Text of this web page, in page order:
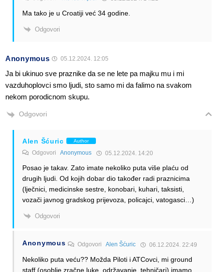
Ma tako je u Croatiji već 34 godine.
Odgovori
Anonymous 05.12.2024. 12:05
Ja bi ukinuo sve praznike da se ne lete pa majku mu i mi
vazduhoplovci smo ljudi, sto samo mi da falimo na svakom
nekom porodicnom skupu.
Odgovori
Alen Šćuric Author
Odgovori Anonymous 05.12.2024. 14:20
Posao je takav. Zato imate nekoliko puta više plaću od
drugih ljudi. Od kojih dobar dio također radi praznicima
(lječnici, medicinske sestre, konobari, kuhari, taksisti,
vozači javnog gradskog prijevoza, policajci, vatogasci…)
Odgovori
Anonymous OdgovoriAlen Šćuric 06.12.2024. 22:49
Nekoliko puta veću?? Možda Piloti i ATCovci, mi ground
staff (osoblje zračne luke, održavanje, tehničari) imamo